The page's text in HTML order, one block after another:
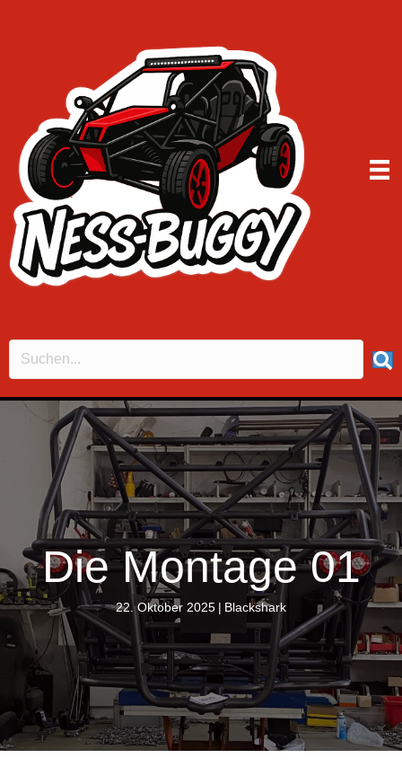
Die Montage 01
22. Oktober 2025 | Blackshark